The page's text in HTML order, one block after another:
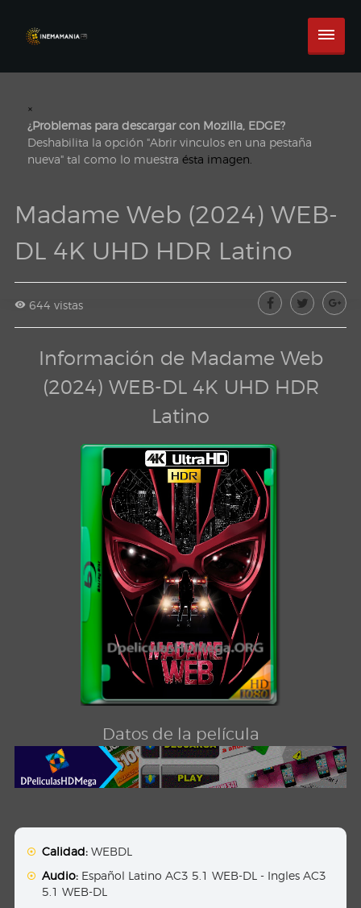
×
¿Problemas para descargar con Mozilla, EDGE?
Deshabilita la opción "Abrir vinculos en una pestaña
nueva" tal como lo muestra ésta imagen.
Madame Web (2024) WEB-
DL 4K UHD HDR Latino
644 vistas
Información de Madame Web
(2024) WEB-DL 4K UHD HDR
Latino
Datos de la película
Calidad: WEBDL
Audio: Español Latino AC3 5.1 WEB-DL - Ingles AC3
5.1 WEB-DL